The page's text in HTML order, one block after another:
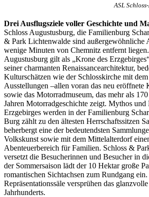
ASL
Drei Ausflugsziele voller Geschichte und
Schloss Augustusburg, die Familienburg
& Park Lichtenwalde sind außergewöhnliche
wenige Minuten von Chemnitz entfernt
Augustusburg gilt als „Krone des
seiner charmanten Renaissancearchitektur,
Kulturschätzen wie der Schlosskirche mit
Ausstellungen –allen voran das neu eröffnete
sowie das Motorradmuseum, das mehr als
Jahren Motorradgeschichte zeigt. Mythos und
Erzgebirges werden in der Familienburg
Burg zählt zu den ältesten Herrschaftssitzen
beherbergt eine der bedeutendsten
Volkskunst sowie mit dem Mittelalterdorf
Abenteuerbereich für Familien. Schloss &
versetzt die Besucherinnen und Besucher in
der Sommersaison lädt der 10 Hektar große
romantischen Sichtachsen zum Rundgang
Repräsentationssäle versprühen das
Jahrhunderts.